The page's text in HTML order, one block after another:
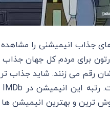
جذاب انیمیشنی را
برای مردم کل جهان جذاب
رقم می زنند. شاید جذاب تر
ترین و بهترین انیمیشن